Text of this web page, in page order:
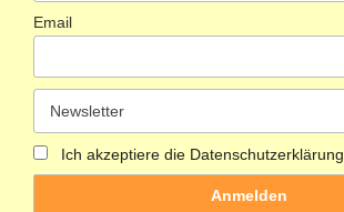
Email
Ich akzeptiere die Datenschutzerklärung.